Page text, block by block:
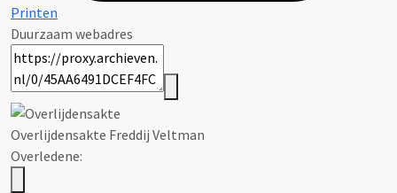
Printen
Duurzaam webadres
Overlijdensakte Freddij Veltman
Overledene: